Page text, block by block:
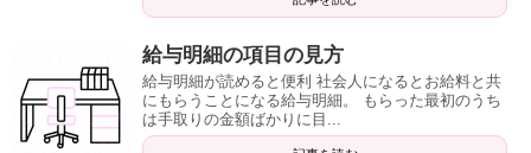
給与明細の項目の見方
給与明細が読めると便利 社会人になるとお給料と共
にもらうことになる給与明細。 もらった最初のうち
は手取りの金額ばかりに目...